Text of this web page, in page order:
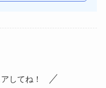
してね！